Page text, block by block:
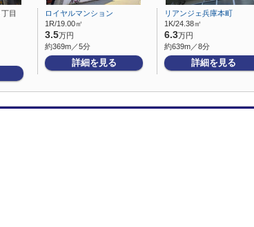
目
ロイヤルマンション
1R/19.00㎡
3.5万円
約369m／5分
詳細を見る
リアンジェ兵庫本町
1K/24.38㎡
6.3万円
約639m／8分
詳細を見る